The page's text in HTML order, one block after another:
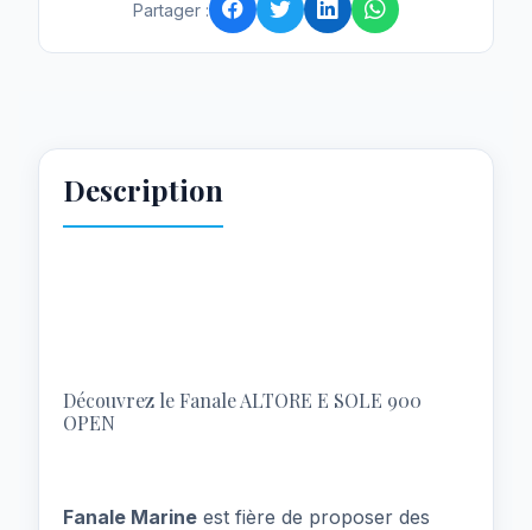
Partager :
Description
Découvrez le Fanale ALTORE E SOLE 900
OPEN
Fanale Marine est fière de proposer des